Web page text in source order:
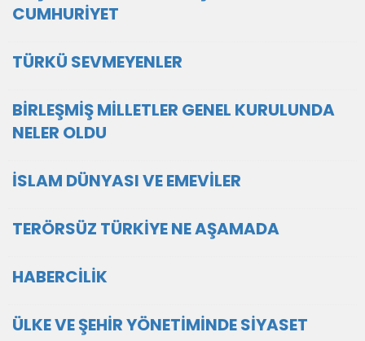
CUMHURİYET
TÜRKÜ SEVMEYENLER
BİRLEŞMİŞ MİLLETLER GENEL KURULUNDA
NELER OLDU
İSLAM DÜNYASI VE EMEVİLER
TERÖRSÜZ TÜRKİYE NE AŞAMADA
HABERCİLİK
ÜLKE VE ŞEHİR YÖNETİMİNDE SİYASET